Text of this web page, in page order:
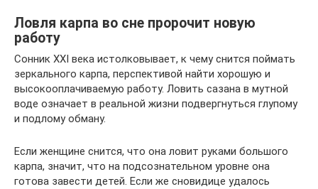
Ловля карпа во сне пророчит новую
работу
Сонник XXI века истолковывает, к чему снится поймать
зеркального карпа, перспективой найти хорошую и
высокооплачиваемую работу. Ловить сазана в мутной
воде означает в реальной жизни подвергнуться глупому
и подлому обману.
Если женщине снится, что она ловит руками большого
карпа, значит, что на подсознательном уровне она
готова завести детей. Если же сновидице удалось